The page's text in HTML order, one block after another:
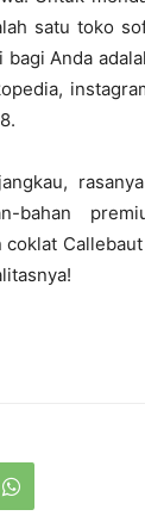
satu toko
Anda
bahan